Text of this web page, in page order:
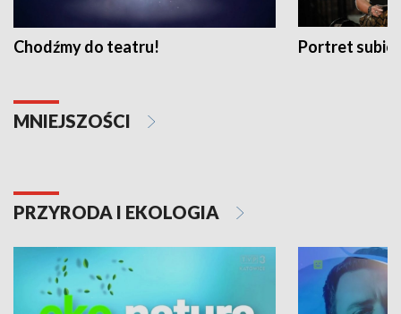
Chodźmy do teatru! Portret
MNIEJSZOŚCI
PRZYRODA I EKOLOGIA